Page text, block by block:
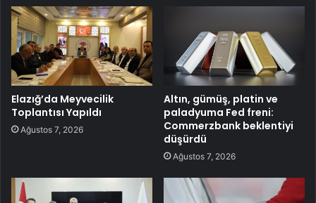
Elazığ’da Meyvecilik
Toplantısı Yapıldı
Ağustos 7, 2026
Altın, gümüş, platin ve
paladyuma Fed freni:
Commerzbank beklentiyi
düşürdü
Ağustos 7, 2026